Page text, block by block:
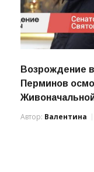
Возрождение
Перминов
Автор: Валентина